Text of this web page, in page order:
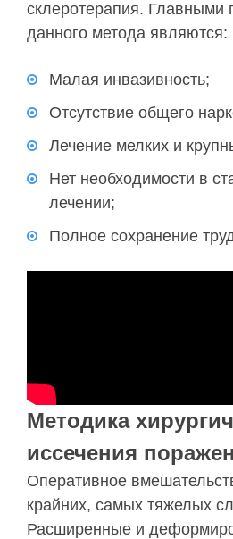
склеротерапия. Главными
данного метода являются:
Малая инвазивность;
Отсутствие общего
Лечение мелких и
Нет необходимости в
лечении;
Полное сохранение
Методика
иссечения
Оперативное
крайних, самых тяжелых
Расширенные и